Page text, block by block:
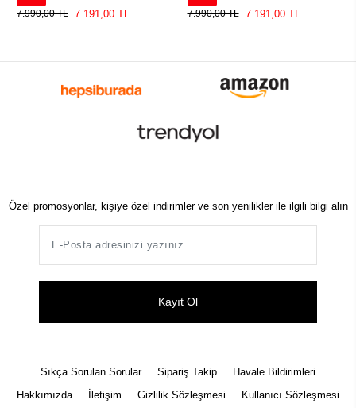
7.990,00 TL 7.191,00 TL
7.990,00 TL
7.191,00 TL
Özel promosyonlar, kişiye özel indirimler ve son yenilikler ile ilgili bilgi alın
Kayıt Ol
Sıkça Sorulan Sorular Sipariş Takip
Havale Bildirimleri
Hakkımızda
İletişim Gizlilik Sözleşmesi Kullanıcı Sözleşmesi